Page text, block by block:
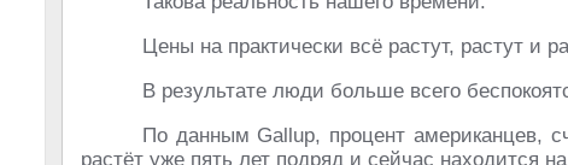
Цены на практически всё растут, растут и
В результате люди больше всего
По данным Gallup, процент американцев,
растёт уже пять лет подряд и сейчас находится